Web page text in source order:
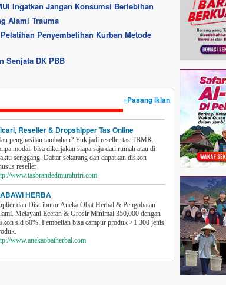
Ingatkan Jangan Konsumsi Berlebihan
Alami Trauma
Penyembelihan Kurban Metode
Senjata DK PBB
+Pasang iklan
Reseller & Dropshipper Tas Online
penghasilan tambahan? Yuk jadi reseller tas TBMR.
modal, bisa dikerjakan siapa saja dari rumah atau di
senggang. Daftar sekarang dan dapatkan diskon
reseller
www.tasbrandedmurahriri.com
HERBA
dan Distributor Aneka Obat Herbal & Pengobatan
Melayani Eceran & Grosir Minimal 350,000 dengan
s.d 60%. Pembelian bisa campur produk >1.300 jenis
www.anekaobatherbal.com